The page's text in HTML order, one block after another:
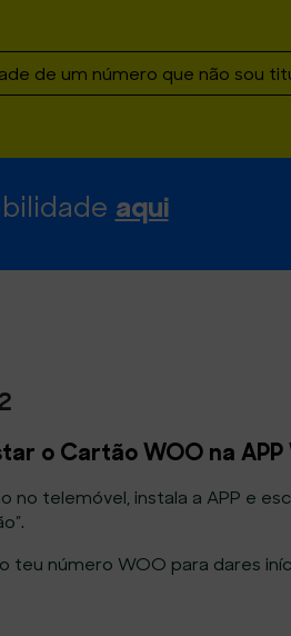
de um número que não sou
aqui
o Cartão WOO na APP
no telemóvel, instala a APP e
teu número WOO para dares